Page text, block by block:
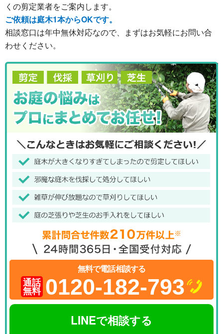
くの剪定業者をご案内します。
ご依頼は庭木1本からOKです。
相談窓口は年中無休対応なので、まずはお気軽にお問い合
わせください。
無料で電話相談する
通話
無料 0120-182-793
LINEで相談する